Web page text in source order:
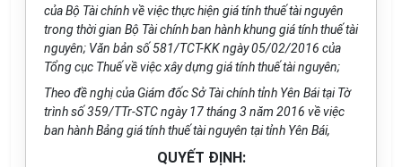
của Bộ Tài chính về việc thực hiện giá tính thuế tài nguyên
trong thời gian Bộ Tài chính ban hành khung giá tính thuế tài
nguyên; Văn bản số 581/TCT-KK ngày 05/02/2016 của
Tổng cục Thuế về việc xây dựng giá tính thuế tài nguyên;
Theo đề nghị của Giám đốc Sở Tài chính tỉnh Yên Bái tại Tờ
trình số 359/TTr-STC ngày 17 tháng 3 năm 2016 về việc
ban hành Bảng giá tính thuế tài nguyên tại tỉnh Yên Bái,
QUYẾT ĐỊNH: